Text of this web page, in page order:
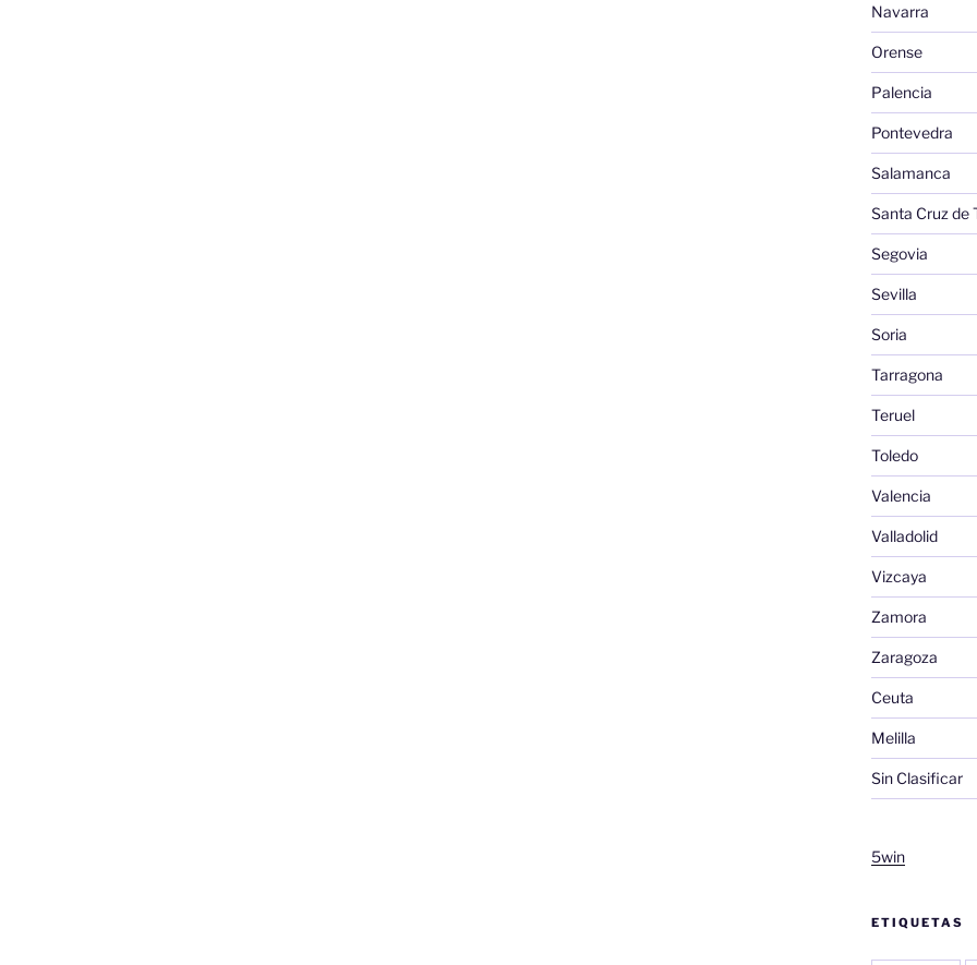
Navarra
Orense
Palencia
Pontevedra
Salamanca
Santa Cruz de
Segovia
Sevilla
Soria
Tarragona
Teruel
Toledo
Valencia
Valladolid
Vizcaya
Zamora
Zaragoza
Ceuta
Melilla
Sin Clasificar
5win
ETIQUETAS